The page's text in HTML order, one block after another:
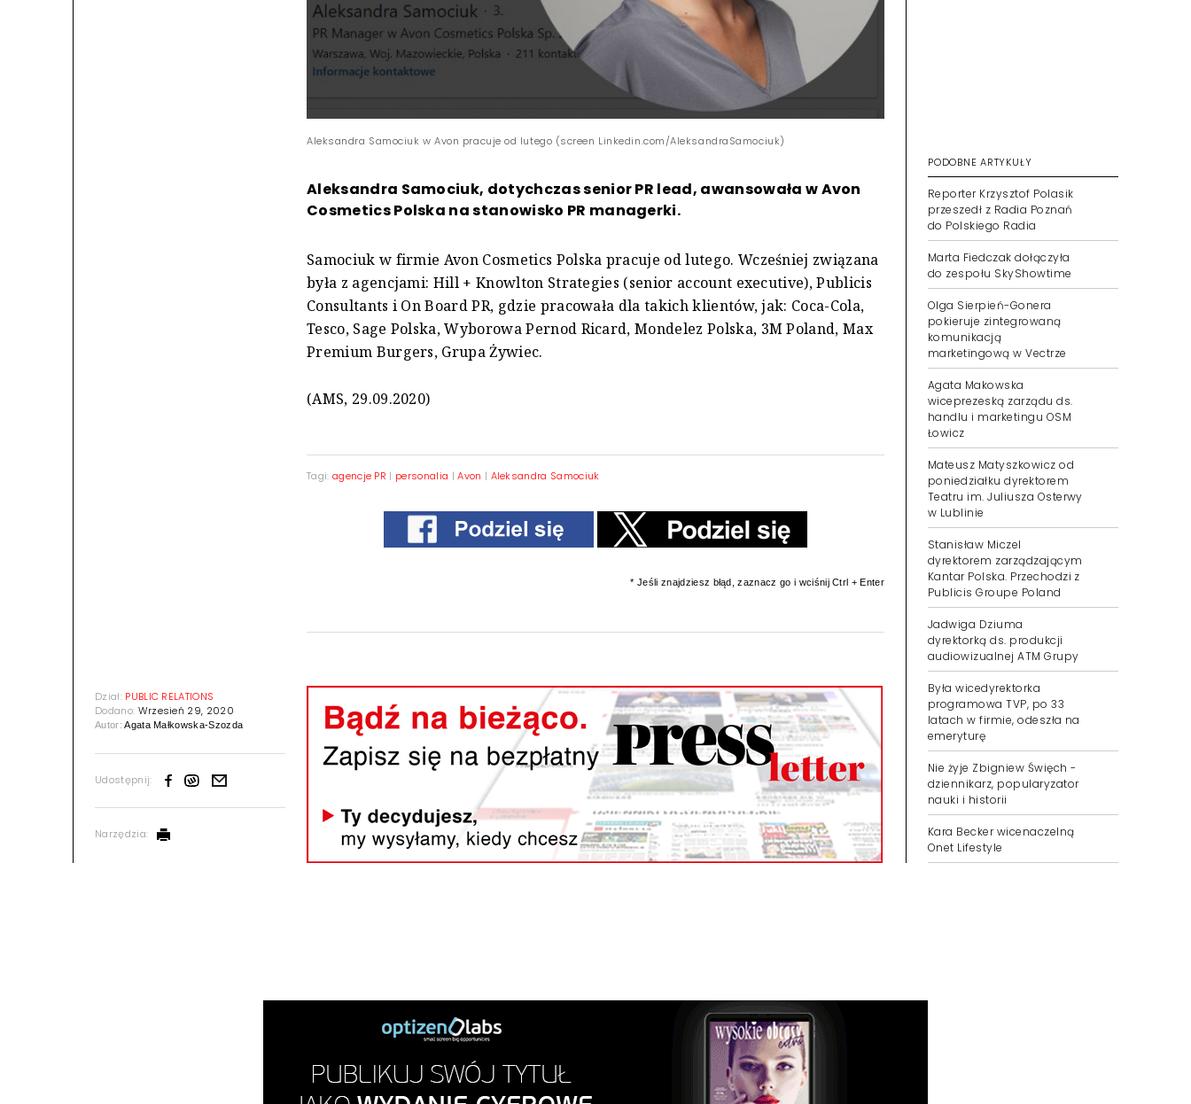
Dział: PUBLIC RELATIONS
Dodano: Wrzesień 29, 2020
Autor:Agata Małkowska-Szozda
Udostępnij:
Narzędzia:
Aleksandra Samociuk w Avon pracuje od lutego (screen Linkedin.com/AleksandraSamociuk)
Aleksandra Samociuk, dotychczas senior PR lead, awansowała w Avon
Cosmetics Polska na stanowisko PR managerki.
Samociuk w firmie Avon Cosmetics Polska pracuje od lutego. Wcześniej związana
była z agencjami: Hill + Knowlton Strategies (senior account executive), Publicis
Consultants i On Board PR, gdzie pracowała dla takich klientów, jak: Coca-Cola,
Tesco, Sage Polska, Wyborowa Pernod Ricard, Mondelez Polska, 3M Poland, Max
Premium Burgers, Grupa Żywiec.
(AMS, 29.09.2020)
Tagi: agencje PR | personalia |Avon | Aleksandra Samociuk
* Jeśli znajdziesz błąd, zaznacz go i wciśnij Ctrl + Enter
PODOBNE ARTYKUŁY
Reporter Krzysztof Polasik
przeszedł z Radia Poznań
do Polskiego Radia
Marta Fiedczak dołączyła
do zespołu SkyShowtime
Olga Sierpień-Gonera
pokieruje zintegrowaną
komunikacją
marketingową w Vectrze
Agata Makowska
wiceprezeską zarządu ds.
handlu i marketingu OSM
Łowicz
Mateusz Matyszkowicz od
poniedziałku dyrektorem
Teatru im. Juliusza Osterwy
w Lublinie
Stanisław Miczel
dyrektorem zarządzającym
Kantar Polska. Przechodzi z
Publicis Groupe Poland
Jadwiga Dziuma
dyrektorką ds. produkcji
audiowizualnej ATM Grupy
Była wicedyrektorka
programowa TVP, po 33
latach w firmie, odeszła na
emeryturę
Nie żyje Zbigniew Święch -
dziennikarz, popularyzator
nauki i historii
Kara Becker wicenaczelną
Onet Lifestyle